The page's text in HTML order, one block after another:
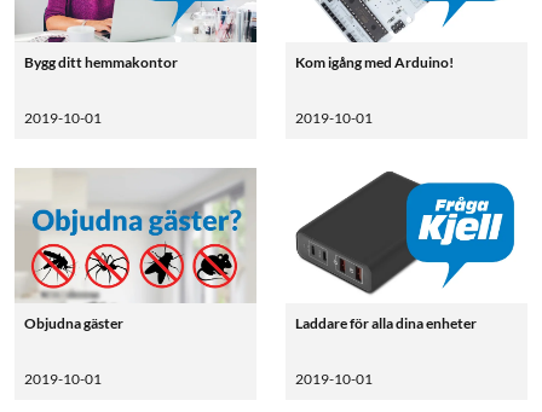
Bygg ditt hemmakontor
2019-10-01
Kom igång med Arduino!
2019-10-01
Objudna gäster
2019-10-01
Laddare för alla dina enheter
2019-10-01